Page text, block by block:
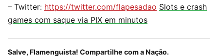
– Twitter: https://twitter.com/flapesadao Slots e crash
games com saque via PIX em minutos
Salve, Flamenguista! Compartilhe com a Nação.